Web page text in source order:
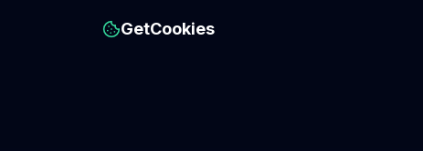
GetCookies